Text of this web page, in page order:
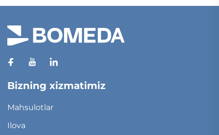
Bizning xizmatimiz
Mahsulotlar
Ilova